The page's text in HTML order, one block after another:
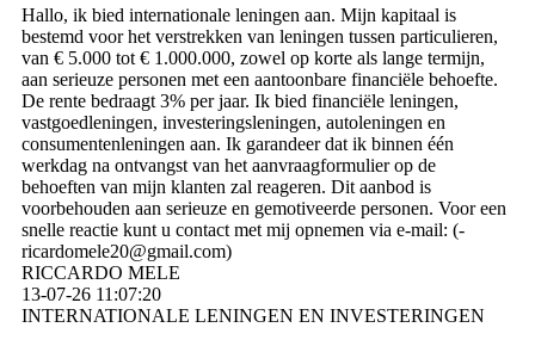
Hallo, ik bied internationale leningen aan. Mijn kapitaal is
bestemd voor het verstrekken van leningen tussen particulieren,
van € 5.000 tot € 1.000.000, zowel op korte als lange termijn,
aan serieuze personen met een aantoonbare financiële behoefte.
De rente bedraagt ​​3% per jaar. Ik bied financiële leningen,
vastgoedleningen, investeringsleningen, autoleningen en
consumentenleningen aan. Ik garandeer dat ik binnen één
werkdag na ontvangst van het aanvraagformulier op de
behoeften van mijn klanten zal reageren. Dit aanbod is
voorbehouden aan serieuze en gemotiveerde personen. Voor een
snelle reactie kunt u contact met mij opnemen via e-mail: (­
ricardomele20@­gmail.­com)­
RICCARDO MELE
13-07-26 11:07:20
INTERNATIONALE LENINGEN EN INVESTERINGEN